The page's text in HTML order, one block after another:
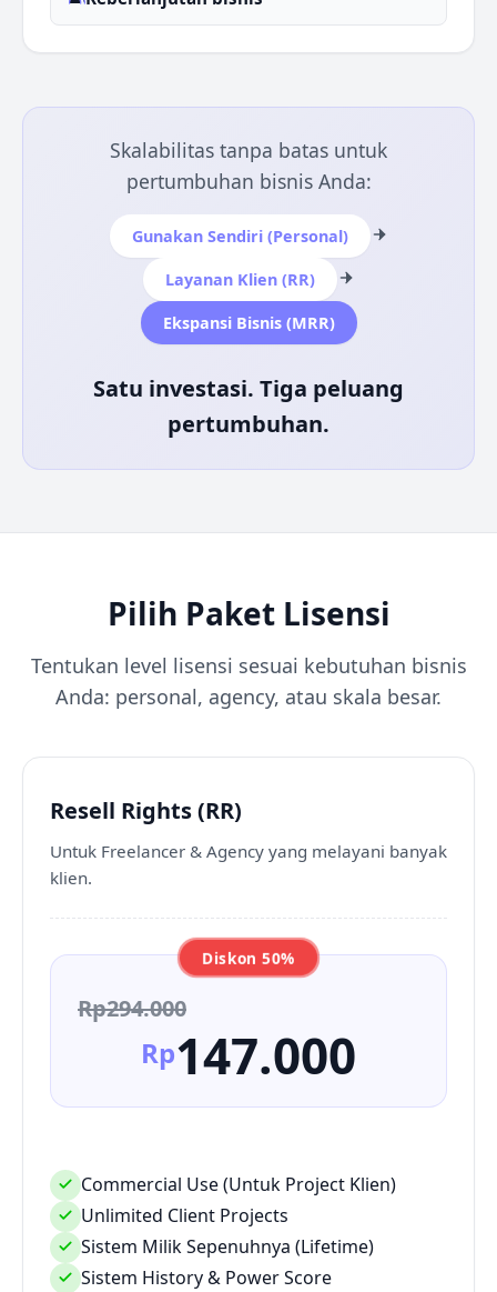
Skalabilitas tanpa batas untuk
pertumbuhan bisnis Anda:
Gunakan Sendiri (Personal)
Layanan Klien (RR)
Ekspansi Bisnis (MRR)
Satu investasi. Tiga peluang
pertumbuhan.
Pilih Paket Lisensi
Tentukan level lisensi sesuai kebutuhan bisnis
Anda: personal, agency, atau skala besar.
Resell Rights (RR)
Untuk Freelancer & Agency yang melayani banyak
klien.
Diskon 50%
Rp294.000
Rp147.000
Commercial Use (Untuk Project Klien)
Unlimited Client Projects
Sistem Milik Sepenuhnya (Lifetime)
Sistem History & Power Score